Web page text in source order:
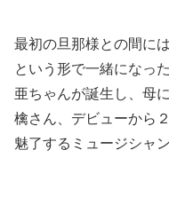
最初の旦那様との間に
という形で一緒になっ
亜ちゃんが誕生し、母
檎さん、デビューから
魅了するミュージシャ